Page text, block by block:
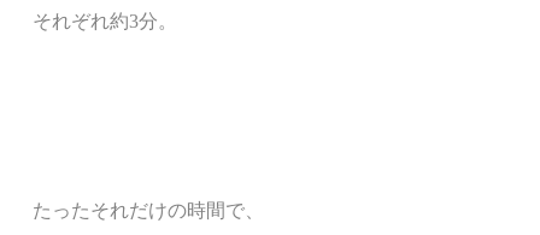
それぞれ約3分。
たったそれだけの時間で、